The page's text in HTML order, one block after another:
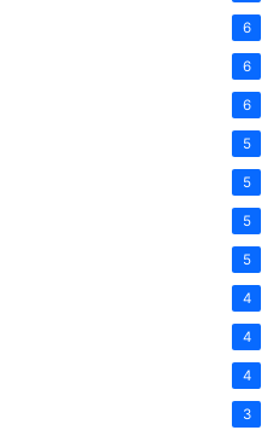
6
6
6
5
5
5
5
4
4
4
3